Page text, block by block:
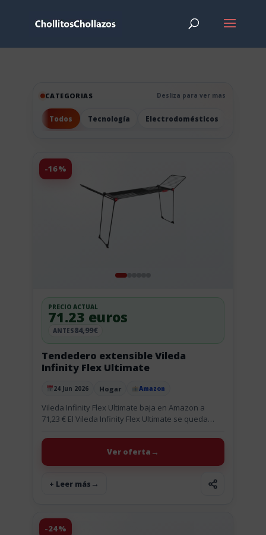
CATEGORIAS Desliza para ver mas
Todos Tecnología Electrodomésticos
-16%
Publicado el
24 Jun 2026 Hogar Amazon
Tendedero extensible Vileda
Infinity Flex Ultimate
PRECIO ACTUAL
71.23 euros
ANTES84,99€
Vileda Infinity Flex Ultimate baja en Amazon a
71,23 € El Vileda Infinity Flex Ultimate se queda
+ Leer más
Ver oferta
-24%